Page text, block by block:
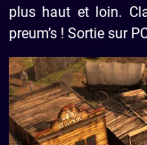
plus haut et loin.
preum’s ! Sortie sur